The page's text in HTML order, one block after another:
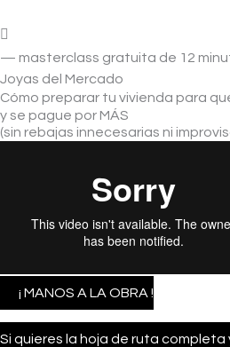
— masterclass gratuita de 12
Joyas del Mercado
Cómo preparar tu vivienda para
y se pague por MÁS
(sin rebajas innecesarias ni
¡ MANOS A LA OBRA !
Si quieres la hoja de ruta